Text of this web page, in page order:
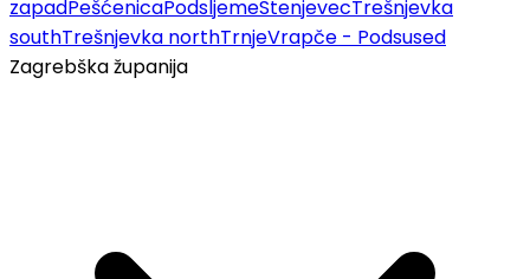
zapadPešćenicaPodsljemeStenjevecTrešnjevka
southTrešnjevka northTrnjeVrapče - Podsused
Zagrebška županija